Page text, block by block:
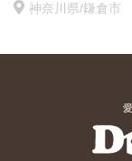
神奈川県/鎌倉市